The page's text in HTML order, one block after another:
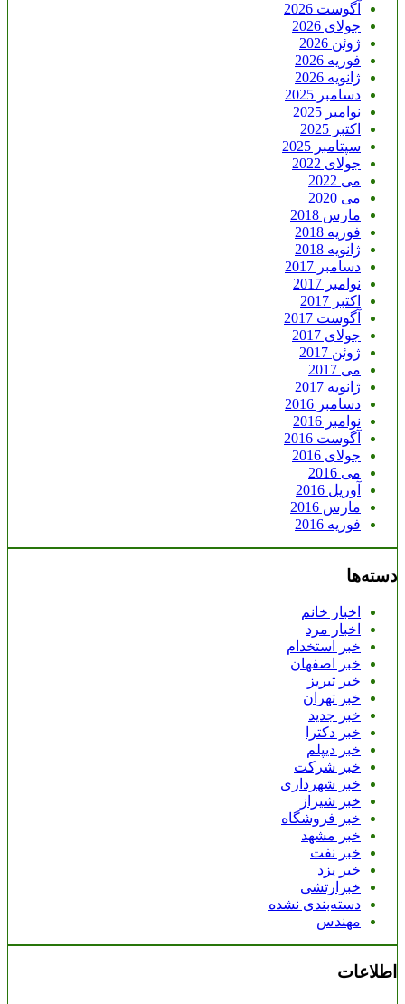
آگوست 2026
جولای 2026
ژوئن 2026
فوریه 2026
ژانویه 2026
دسامبر 2025
نوامبر 2025
اکتبر 2025
سپتامبر 2025
جولای 2022
می 2022
می 2020
مارس 2018
فوریه 2018
ژانویه 2018
دسامبر 2017
نوامبر 2017
اکتبر 2017
آگوست 2017
جولای 2017
ژوئن 2017
می 2017
ژانویه 2017
دسامبر 2016
نوامبر 2016
آگوست 2016
جولای 2016
می 2016
آوریل 2016
مارس 2016
فوریه 2016
دسته‌ها
اخبار خانم
اخبار مرد
خبر استخدام
خبر اصفهان
خبر تبریز
خبر تهران
خبر جدید
خبر دکترا
خبر دیپلم
خبر شرکت
خبر شهرداری
خبر شیراز
خبر فروشگاه
خبر مشهد
خبر نفت
خبر یزد
خبرارتشی
دسته‌بندی نشده
مهندس
اطلاعات